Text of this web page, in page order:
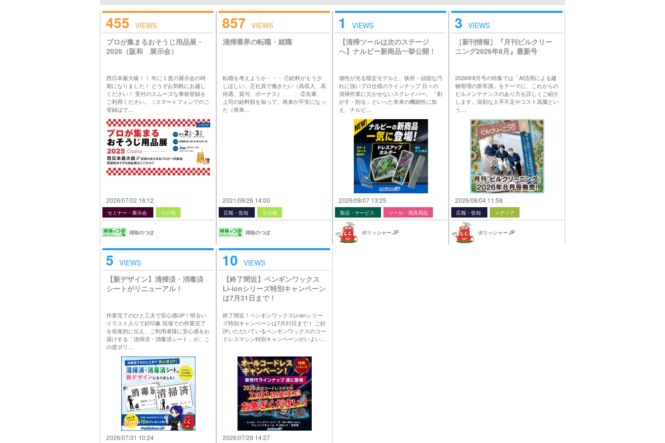
455 VIEWS
プロが集まるおそうじ用品展・
2026（阪和 展示会）
西日本最大級！！ 年に１度の展示会の時
期になりました！ どうぞお気軽にお越し
ください！ 受付のスムーズな事前登録を
ご利用ください。（スマートフォンでのご
登録はで…
2026/07/02 16:12
セミナー・展示会 その他
掃除のつぼ
857 VIEWS
清掃業界の転職・就職
転職を考えようか・・・ ①給料がもう少
しほしい、正社員で働きたい（高収入、高
待遇、賞与、ボーナス）、、、 ②先輩、
上司の給料額を知って、将来が不安になっ
た（将来…
2021/08/26 14:00
広報・告知 その他
掃除のつぼ
1
VIEWS
【清掃ツールは次のステージ
へ】ナルビー新商品一挙公開！
個性が光る限定モデルと、狭所・頑固な汚
れに強いプロ仕様のラインナップ 日々の
清掃作業に欠かせないスクレイパー。「剥
がす・削る」といった本来の機能性に加
え、ナルビ…
2026/08/07 13:25
製品・サービス ツール・用具用品
ポリッシャー.JP
3 VIEWS
［新刊情報］『月刊ビルクリー
ニング2026年8月』最新号
2026年8月号の特集では「AI活用による建
物管理の新常識」をテーマに、これからの
ビルメンテナンスのあり方を詳しくご紹介
します。深刻な人手不足やコスト高騰とい
う…
2026/08/04 11:58
広報・告知 メディア
ポリッシャー.JP
5 VIEWS
【新デザイン】清掃済・消毒済
シートがリニューアル！
作業完了のひと工夫で安心感UP！明るい
イラスト入りで好印象 現場での作業完了
を視覚的に伝え、ご利用者様に安心感をお
届けする「清掃済・消毒済シート」が、こ
の度ポリ…
2026/07/31 10:24
10 VIEWS
【終了間近】ペンギンワックス
Li-ionシリーズ特別キャンペーン
は7月31日まで！
終了間近！ペンギンワックスLi-ionシリー
ズ特別キャンペーンは7月31日まで！ ご好
評いただいているペンギンワックスのコー
ドレスマシン特別キャンペーンがいよい…
2026/07/29 14:27